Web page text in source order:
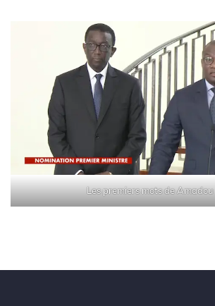
Les premiers mots de